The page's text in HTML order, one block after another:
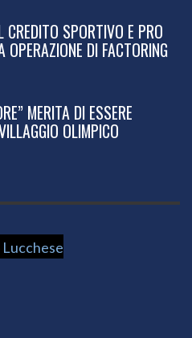
SPORTIVO E PRO
OPERAZIONE DI FACTORING
MERITA DI ESSERE
OLIMPICO